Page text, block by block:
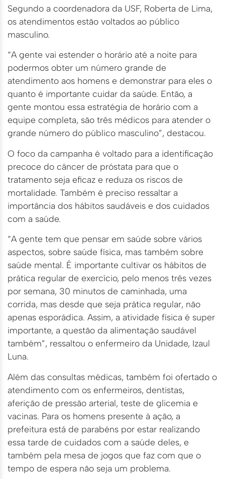
Segundo a coordenadora da USF, Roberta de Lima,
os atendimentos estão voltados ao público
masculino.
“A gente vai estender o horário até a noite para
podermos obter um número grande de
atendimento aos homens e demonstrar para eles o
quanto é importante cuidar da saúde. Então, a
gente montou essa estratégia de horário com a
equipe completa, são três médicos para atender o
grande número do público masculino”, destacou.
O foco da campanha é voltado para a identificação
precoce do câncer de próstata para que o
tratamento seja eficaz e reduza os riscos de
mortalidade. Também é preciso ressaltar a
importância dos hábitos saudáveis e dos cuidados
com a saúde.
“A gente tem que pensar em saúde sobre vários
aspectos, sobre saúde física, mas também sobre
saúde mental. É importante cultivar os hábitos de
prática regular de exercício, pelo menos três vezes
por semana, 30 minutos de caminhada, uma
corrida, mas desde que seja prática regular, não
apenas esporádica. Assim, a atividade física é super
importante, a questão da alimentação saudável
também”, ressaltou o enfermeiro da Unidade, Izaul
Luna.
Além das consultas médicas, também foi ofertado o
atendimento com os enfermeiros, dentistas,
aferição de pressão arterial, teste de glicemia e
vacinas. Para os homens presente à ação, a
prefeitura está de parabéns por estar realizando
essa tarde de cuidados com a saúde deles, e
também pela mesa de jogos que faz com que o
tempo de espera não seja um problema.